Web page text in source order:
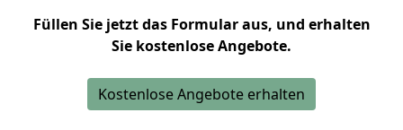
Füllen Sie jetzt das Formular aus, und erhalten
Sie kostenlose Angebote.
Kostenlose Angebote erhalten